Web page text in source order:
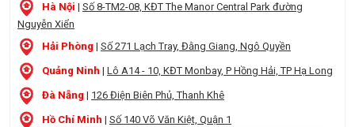
Hà Nội | Số 8-TM2-08, KĐT The Manor Central Park đường
Nguyễn Xiển
Hải Phòng | Số 271 Lạch Tray, Đằng Giang, Ngô Quyền
Quảng Ninh | Lô A14 - 10, KĐT Monbay, P Hồng Hải, TP Hạ Long
Đà Nẵng | 126 Điện Biên Phủ, Thanh Khê
Hồ Chí Minh | Số 140 Võ Văn Kiệt, Quận 1